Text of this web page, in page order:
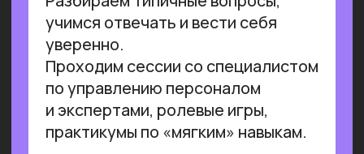
Работа с умом: каков потенциал
генеративного ИИ для роста
производительности в России
Потенциальная ежегодная экономия
от внедрения генеративного ИИ
(генИИ, GenAI) в российской экономике
может достичь 10,8 трлн рублей к 2030
году, при этом ни одна из профессий